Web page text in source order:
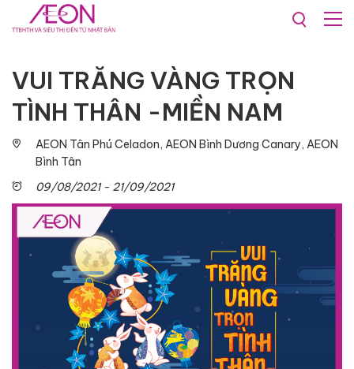
Khuyến mãi & Sự kiện
VUI TRĂNG VÀNG TRỌN
TÌNH THÂN -MIỀN NAM
AEON Tân Phú Celadon, AEON Bình Dương Canary, AEON
Bình Tân
09/08/2021 - 21/09/2021